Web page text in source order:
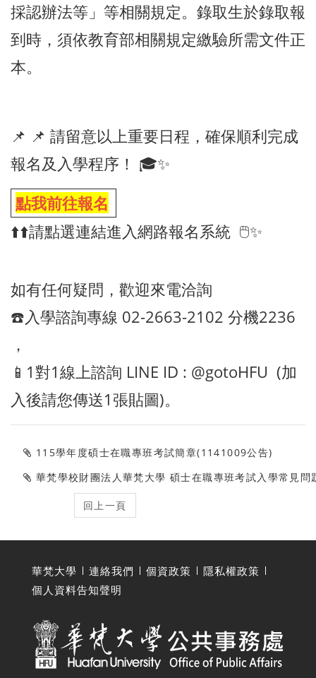
採認辦法等」等相關規定。錄取生於錄取報
到時，須依教育部相關規定繳驗所需文件正
本。
📌 📌 請留意以上重要日程，確保順利完成
報名及入學程序！ 🎓✨
點我前往報名
⬆️⬆️請點選連結進入網路報名系統 🖱️✨
如有任何疑問，歡迎來電洽詢
☎️入學諮詢專線 02-2663-2102 分機2236
，
📱1對1線上諮詢 LINE ID : @gotoHFU (加
入後請您傳送1張貼圖)。
115學年度碩士在職專班考試簡章(1141009公告)
華梵學校財團法人華梵大學 碩士在職專班考試入學常見問
華梵大學 連絡我們 個資政策
隱私權政策
個人資料告知聲明